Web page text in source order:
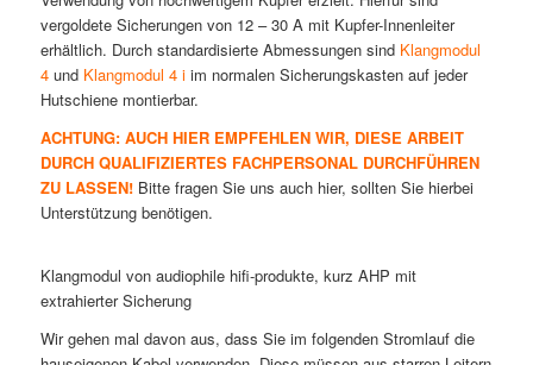
vergoldete Sicherungen von 12 – 30 A mit Kupfer-Innenleiter
erhältlich. Durch standardisierte Abmessungen sind Klangmodul
4und Klangmodul 4 iim normalen Sicherungskasten auf jeder
Hutschiene montierbar.
ACHTUNG: AUCH HIER EMPFEHLEN WIR, DIESE ARBEIT
DURCH QUALIFIZIERTES FACHPERSONAL DURCHFÜHREN
ZU LASSEN!Bitte fragen Sie uns auch hier, sollten Sie hierbei
Unterstützung benötigen.
Klangmodul von audiophile hifi-produkte, kurz AHP mit
extrahierter Sicherung
Wir gehen mal davon aus, dass Sie im folgenden Stromlauf die